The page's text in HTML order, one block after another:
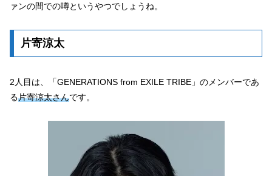
ァンの間での噂というやつでしょうね。
片寄涼太
2人目は、「GENERATIONS from EXILE TRIBE」のメンバーであ
る片寄涼太さんです。